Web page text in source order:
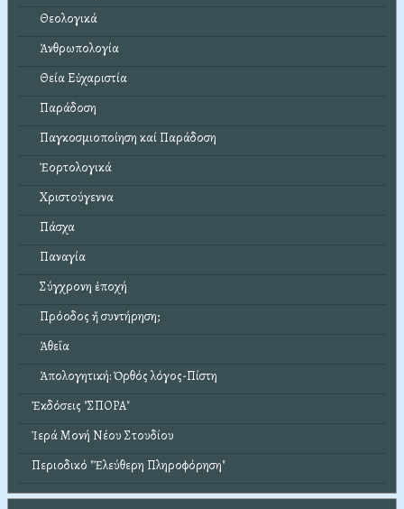
Θεολογικά
Ἀνθρωπολογία
Θεία Εὐχαριστία
Παράδοση
Παγκοσμιοποίηση καί Παράδοση
Ἑορτολογικά
Χριστούγεννα
Πάσχα
Παναγία
Σύγχρονη ἐποχή
Πρόοδος ἤ συντήρηση;
Ἀθεΐα
Ἀπολογητική: Ὀρθός λόγος-Πίστη
Ἐκδόσεις "ΣΠΟΡΑ"
Ἱερά Μονή Νέου Στουδίου
Περιοδικό "Ἐλεύθερη Πληροφόρηση"